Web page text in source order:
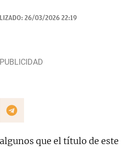
26/03/2026 22:19
que el título de este